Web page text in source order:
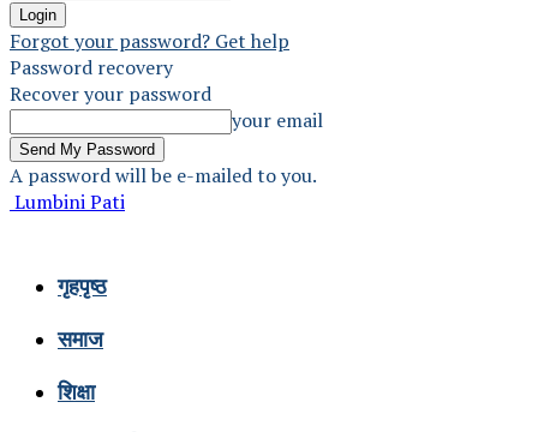
Forgot your password? Get help
Password recovery
Recover your password
your email
A password will be e-mailed to you.
Lumbini Pati
गृहपृष्ठ
समाज
शिक्षा